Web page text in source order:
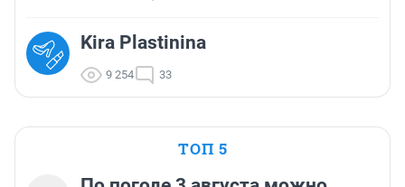
Kira Plastinina
9 254 33
ТОП 5